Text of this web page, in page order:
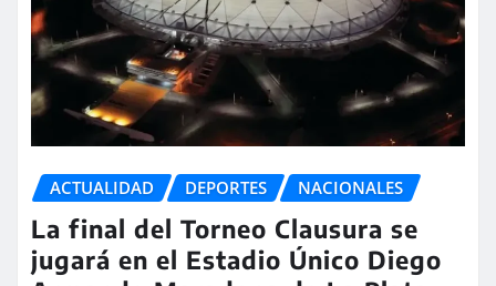
ACTUALIDAD DEPORTES NACIONALES
La final del Torneo Clausura se
jugará en el Estadio Único Diego